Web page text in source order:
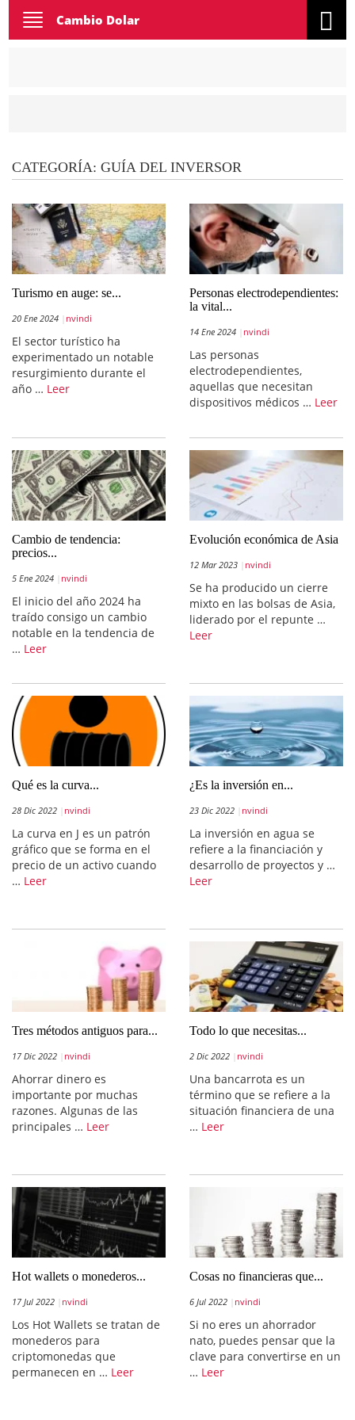
Toggle
navigation
Cambio Dolar
CATEGORÍA: GUÍA DEL INVERSOR
Turismo en auge: se...
20 Ene 2024 nvindi
El sector turístico ha
experimentado un notable
resurgimiento durante el
año … Leer
Personas electrodependientes:
la vital...
14 Ene 2024 nvindi
Las personas
electrodependientes,
aquellas que necesitan
dispositivos médicos … Leer
Cambio de tendencia:
precios...
5 Ene 2024 nvindi
El inicio del año 2024 ha
traído consigo un cambio
notable en la tendencia de
… Leer
Evolución económica de Asia
12 Mar 2023 nvindi
Se ha producido un cierre
mixto en las bolsas de Asia,
liderado por el repunte …
Leer
Qué es la curva...
28 Dic 2022 nvindi
La curva en J es un patrón
gráfico que se forma en el
precio de un activo cuando
… Leer
¿Es la inversión en...
23 Dic 2022 nvindi
La inversión en agua se
refiere a la financiación y
desarrollo de proyectos y …
Leer
Tres métodos antiguos para...
17 Dic 2022 nvindi
Ahorrar dinero es
importante por muchas
razones. Algunas de las
principales … Leer
Todo lo que necesitas...
2 Dic 2022 nvindi
Una bancarrota es un
término que se refiere a la
situación financiera de una
… Leer
Hot wallets o monederos...
17 Jul 2022 nvindi
Los Hot Wallets se tratan de
monederos para
criptomonedas que
permanecen en … Leer
Cosas no financieras que...
6 Jul 2022 nvindi
Si no eres un ahorrador
nato, puedes pensar que la
clave para convertirse en un
… Leer